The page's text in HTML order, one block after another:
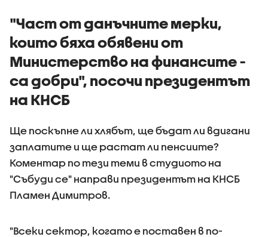
архивни документи,
книги, снимки и
оборудване
"Част от данъчните мерки,
които бяха обявени от
Министерство на финансите -
са добри", посочи президентът
на КНСБ
Ще поскъпне ли хлябът, ще бъдат ли вдигани
заплатите и ще растат ли пенсиите?
Коментар по тези теми в студиото на
"Събуди се" направи президентът на КНСБ
Пламен Димитров.
"Всеки сектор, когато е поставен в по-